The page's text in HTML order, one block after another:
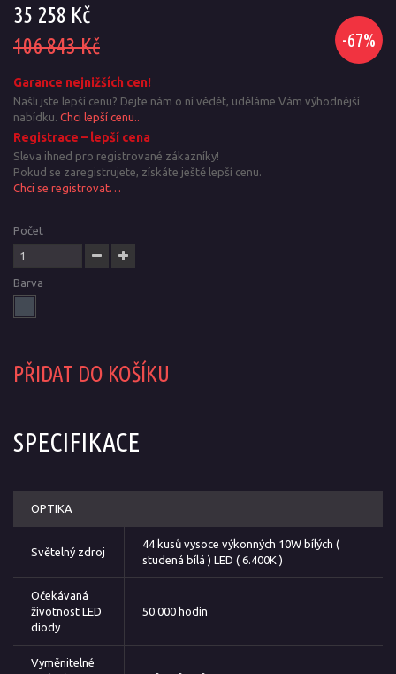
35 258 Kč
-67%
106 843 Kč
Garance nejnižších cen!
Našli jste lepší cenu? Dejte nám o ní vědět, uděláme Vám výhodnější
nabídku. Chci lepší cenu..
Registrace – lepší cena
Sleva ihned pro registrované zákazníky!
Pokud se zaregistrujete, získáte ještě lepší cenu.
Chci se registrovat…
Počet
Barva
PŘIDAT DO KOŠÍKU
SPECIFIKACE
OPTIKA
Světelný zdroj
44 kusů vysoce výkonných 10W bílých (
studená bílá ) LED ( 6.400K )
Očekávaná
životnost LED
diody
50.000 hodin
Vyměnitelné